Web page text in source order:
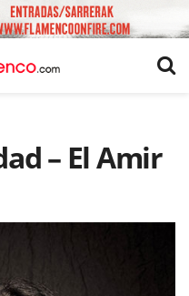
– El Amir